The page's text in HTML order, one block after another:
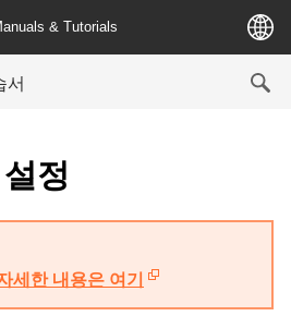
& Tutorials
서
정
세한 내용은 여기